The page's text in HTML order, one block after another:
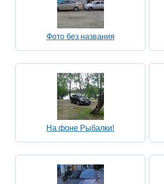
Фото без названия
На фоне Рыбалки!